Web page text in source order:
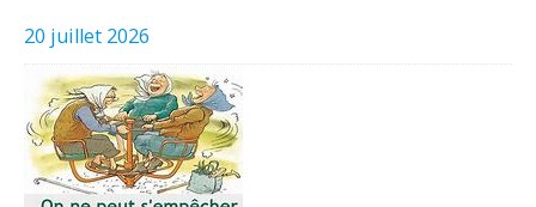
20 juillet 2026